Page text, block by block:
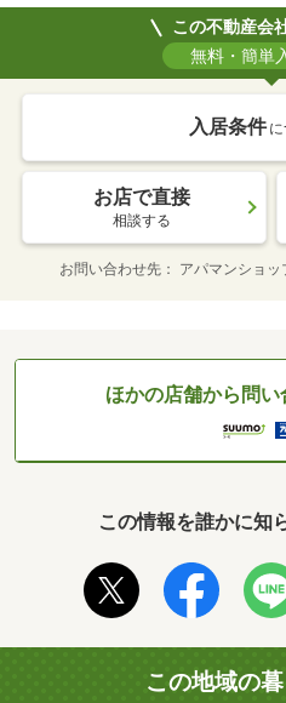
この不動産会
無料・簡単
入居条件
お店で直接
相談する
お問い合わせ先 アパマンショッ
ほかの店舗から問い
この情報を誰かに知
この地域の